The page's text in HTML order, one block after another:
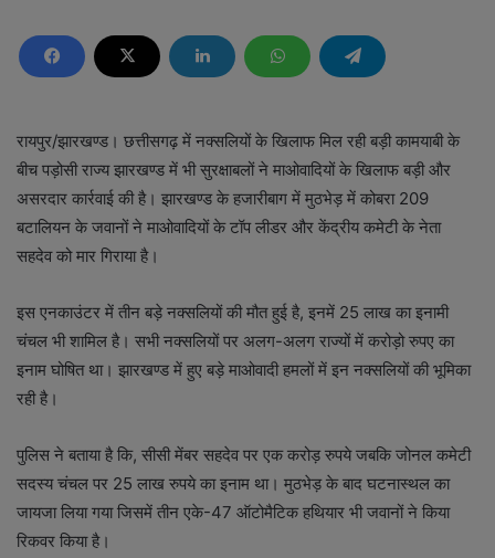
रायपुर/झारखण्ड। छत्तीसगढ़ में नक्सलियों के खिलाफ मिल रही बड़ी कामयाबी के
बीच पड़ोसी राज्य झारखण्ड में भी सुरक्षाबलों ने माओवादियों के खिलाफ बड़ी और
असरदार कार्रवाई की है। झारखण्ड के हजारीबाग में मुठभेड़ में कोबरा 209
बटालियन के जवानों ने माओवादियों के टॉप लीडर और केंद्रीय कमेटी के नेता
सहदेव को मार गिराया है।
इस एनकाउंटर में तीन बड़े नक्सलियों की मौत हुई है, इनमें 25 लाख का इनामी
चंचल भी शामिल है। सभी नक्सलियों पर अलग-अलग राज्यों में करोड़ो रुपए का
इनाम घोषित था। झारखण्ड में हुए बड़े माओवादी हमलों में इन नक्सलियों की भूमिका
रही है।
पुलिस ने बताया है कि, सीसी मेंबर सहदेव पर एक करोड़ रुपये जबकि जोनल कमेटी
सदस्य चंचल पर 25 लाख रुपये का इनाम था। मुठभेड़ के बाद घटनास्थल का
जायजा लिया गया जिसमें तीन एके-47 ऑटोमैटिक हथियार भी जवानों ने किया
रिकवर किया है।